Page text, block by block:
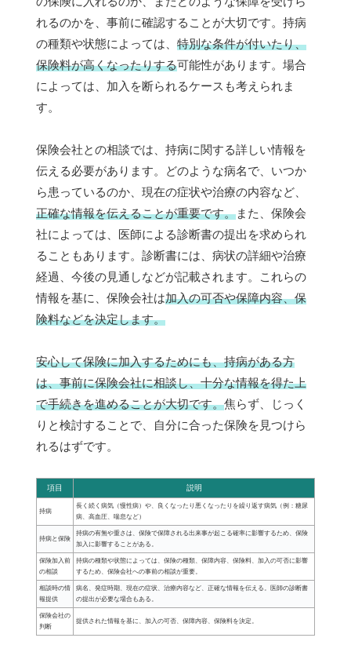
れるのかを、事前に確認することが大切です。持病
の種類や状態によっては、 特別な条件が付いたり、
保険料が高くなったりする可能性があります。場合
によっては、加入を断られるケースも考えられま
す。
保険会社との相談では、持病に関する詳しい情報を
伝える必要があります。どのような病名で、いつか
ら患っているのか、現在の症状や治療の内容など、
正確な情報を伝えることが重要です。また、保険会
社によっては、医師による診断書の提出を求められ
ることもあります。診断書には、病状の詳細や治療
経過、今後の見通しなどが記載されます。これらの
情報を基に、保険会社は加入の可否や保障内容、保
険料などを決定します。
安心して保険に加入するためにも、持病がある方
は、事前に保険会社に相談し、十分な情報を得た上
で手続きを進めることが大切です。焦らず、じっく
りと検討することで、自分に合った保険を見つけら
れるはずです。
項目 説明
持病
長く続く病気（慢性病）や、良くなったり悪くなったりを繰り返す病気（例：糖尿
病、高血圧、喘息など）
持病と保険
持病の有無や重さは、保険で保障される出来事が起こる確率に影響するため、保険
加入に影響することがある。
保険加入前
の相談
持病の種類や状態によっては、保険の種類、保障内容、保険料、加入の可否に影響
するため、保険会社への事前の相談が重要。
相談時の情
報提供
病名、発症時期、現在の症状、治療内容など、正確な情報を伝える。医師の診断書
の提出が必要な場合もある。
保険会社の
判断
提供された情報を基に、加入の可否、保障内容、保険料を決定。